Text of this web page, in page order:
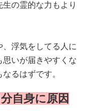
の霊的な力もより
浮気をしてる人に
思いが届きやすくな
るはずです。
自身に原因